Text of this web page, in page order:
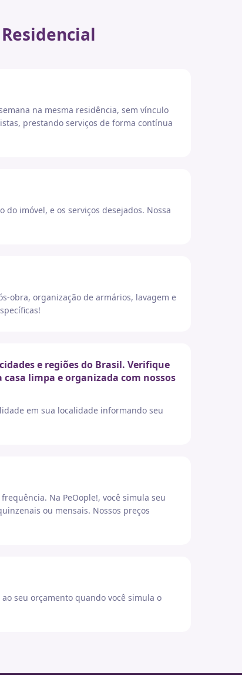
na mesma residência, sem vínculo
prestando serviços de forma contínua
imóvel, e os serviços desejados. Nossa
obra, organização de armários, lavagem e
e regiões do Brasil. Verifique
limpa e organizada com nossos
em sua localidade informando seu
Na PeOople!, você simula seu
ou mensais. Nossos preços
seu orçamento quando você simula o